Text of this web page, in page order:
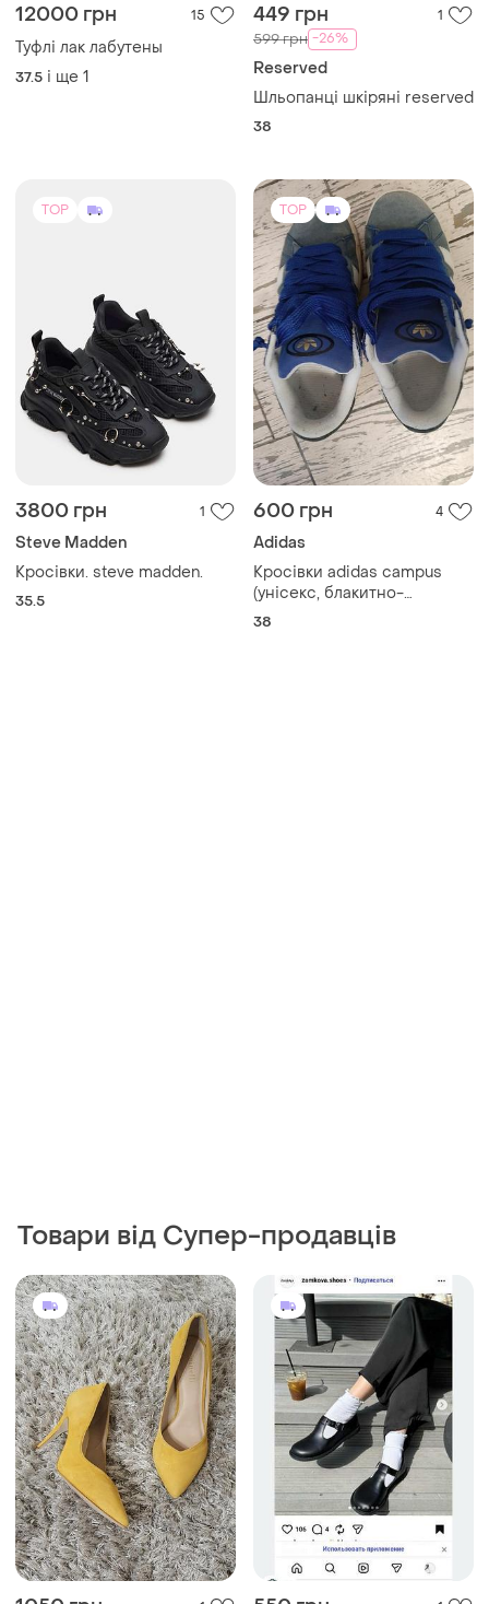
12000 грн 15
Туфлі лак лабутены
37.5 і ще 1
449 грн 1
599 грн -26%
Reserved
Шльопанці шкіряні reserved
38
TOP
3800 грн 1
Steve Madden
Кросівки. steve madden.
35.5
TOP
600 грн 4
Adidas
Кросівки adidas campus
(унісекс, блакитно-
сірі,розмір- 38, замша,
38
Товари від Супер-продавців